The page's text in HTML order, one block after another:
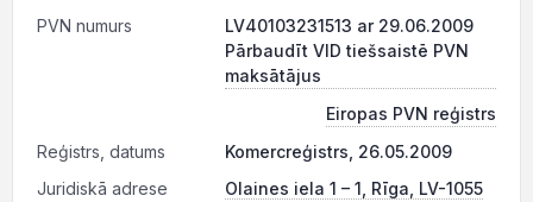
PVN numurs
LV40103231513 ar 29.06.2009
Pārbaudīt VID tiešsaistē PVN
maksātājus
Eiropas PVN reģistrs
Reģistrs, datums
Komercreģistrs, 26.05.2009
Juridiskā adrese
Olaines iela 1 – 1, Rīga, LV-1055